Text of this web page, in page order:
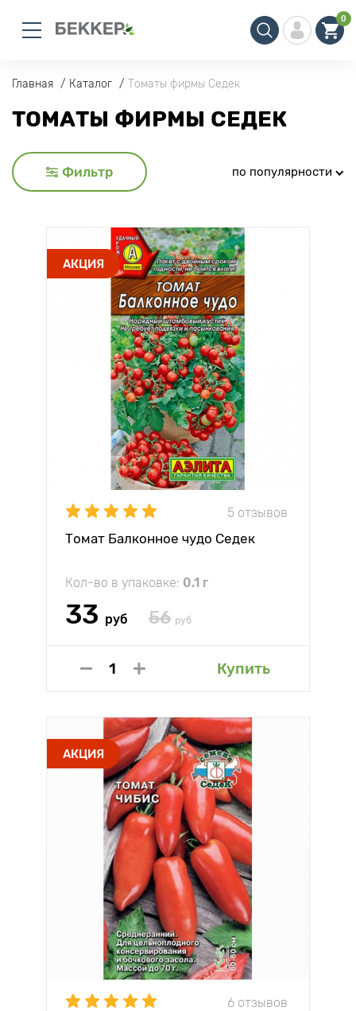
0
Главная Каталог Томаты фирмы Седек
ТОМАТЫ ФИРМЫ СЕДЕК
Фильтр по популярности
АКЦИЯ
5 отзывов
Томат Балконное чудо Седек
Кол-во в упаковке: 0.1 г
33 руб 56 руб
Купить
АКЦИЯ
6 отзывов